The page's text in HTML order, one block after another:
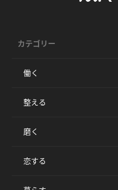
カテゴリー
働く
整える
磨く
恋する